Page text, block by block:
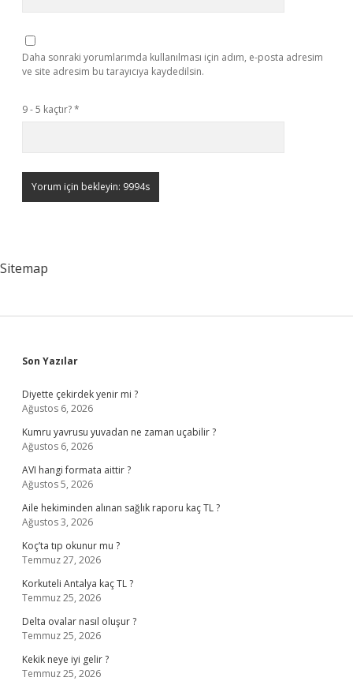
Daha sonraki yorumlarımda kullanılması için adım, e-posta adresim
ve site adresim bu tarayıcıya kaydedilsin.
9 - 5 kaçtır?*
Sitemap
Sidebar
Son Yazılar
Diyette çekirdek yenir mi ?
Ağustos 6, 2026
Kumru yavrusu yuvadan ne zaman uçabilir ?
Ağustos 6, 2026
AVI hangi formata aittir ?
Ağustos 5, 2026
Aile hekiminden alınan sağlık raporu kaç TL ?
Ağustos 3, 2026
Koç’ta tıp okunur mu ?
Temmuz 27, 2026
Korkuteli Antalya kaç TL ?
Temmuz 25, 2026
Delta ovalar nasıl oluşur ?
Temmuz 25, 2026
Kekik neye iyi gelir ?
Temmuz 25, 2026